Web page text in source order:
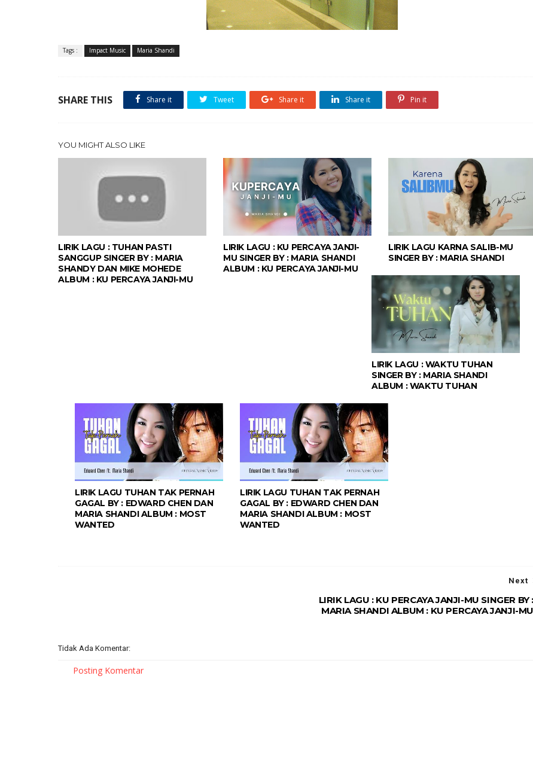
Tags : Impact Music Maria Shandi
SHARE THIS Share it Tweet Share it Share it Pin it
YOU MIGHT ALSO LIKE
LIRIK LAGU : TUHAN PASTI
SANGGUP SINGER BY : MARIA
SHANDY DAN MIKE MOHEDE
ALBUM : KU PERCAYA JANJI-MU
LIRIK LAGU : KU PERCAYA JANJI-
MU SINGER BY : MARIA SHANDI
ALBUM : KU PERCAYA JANJI-MU
LIRIK LAGU KARNA SALIB-MU
SINGER BY : MARIA SHANDI
LIRIK LAGU : WAKTU TUHAN
SINGER BY : MARIA SHANDI
ALBUM : WAKTU TUHAN
LIRIK LAGU TUHAN TAK PERNAH
GAGAL BY : EDWARD CHEN DAN
MARIA SHANDI ALBUM : MOST
WANTED
LIRIK LAGU TUHAN TAK PERNAH
GAGAL BY : EDWARD CHEN DAN
MARIA SHANDI ALBUM : MOST
WANTED
Next
LIRIK LAGU : KU PERCAYA JANJI-MU SINGER BY :
MARIA SHANDI ALBUM : KU PERCAYA JANJI-MU
Tidak Ada Komentar:
Posting Komentar